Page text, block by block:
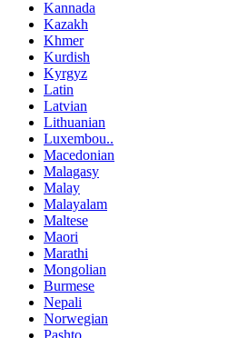
Kannada
Kazakh
Khmer
Kurdish
Kyrgyz
Latin
Latvian
Lithuanian
Luxembou..
Macedonian
Malagasy
Malay
Malayalam
Maltese
Maori
Marathi
Mongolian
Burmese
Nepali
Norwegian